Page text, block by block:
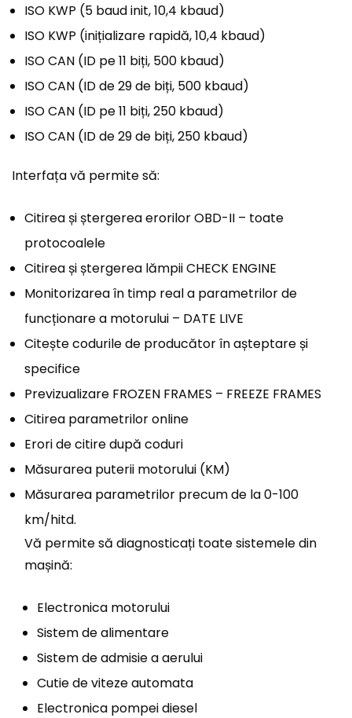
ISO KWP (5 baud init, 10,4 kbaud)
ISO KWP (inițializare rapidă, 10,4 kbaud)
ISO CAN (ID pe 11 biți, 500 kbaud)
ISO CAN (ID de 29 de biți, 500 kbaud)
ISO CAN (ID pe 11 biți, 250 kbaud)
ISO CAN (ID de 29 de biți, 250 kbaud)
Interfața vă permite să:
Citirea și ștergerea erorilor OBD-II – toate
protocoalele
Citirea și ștergerea lămpii CHECK ENGINE
Monitorizarea în timp real a parametrilor de
funcționare a motorului – DATE LIVE
Citește codurile de producător în așteptare și
specifice
Previzualizare FROZEN FRAMES – FREEZE FRAMES
Citirea parametrilor online
Erori de citire după coduri
Măsurarea puterii motorului (KM)
Măsurarea parametrilor precum de la 0-100
km/hitd.
Vă permite să diagnosticați toate sistemele din
mașină:
Electronica motorului
Sistem de alimentare
Sistem de admisie a aerului
Cutie de viteze automata
Electronica pompei diesel